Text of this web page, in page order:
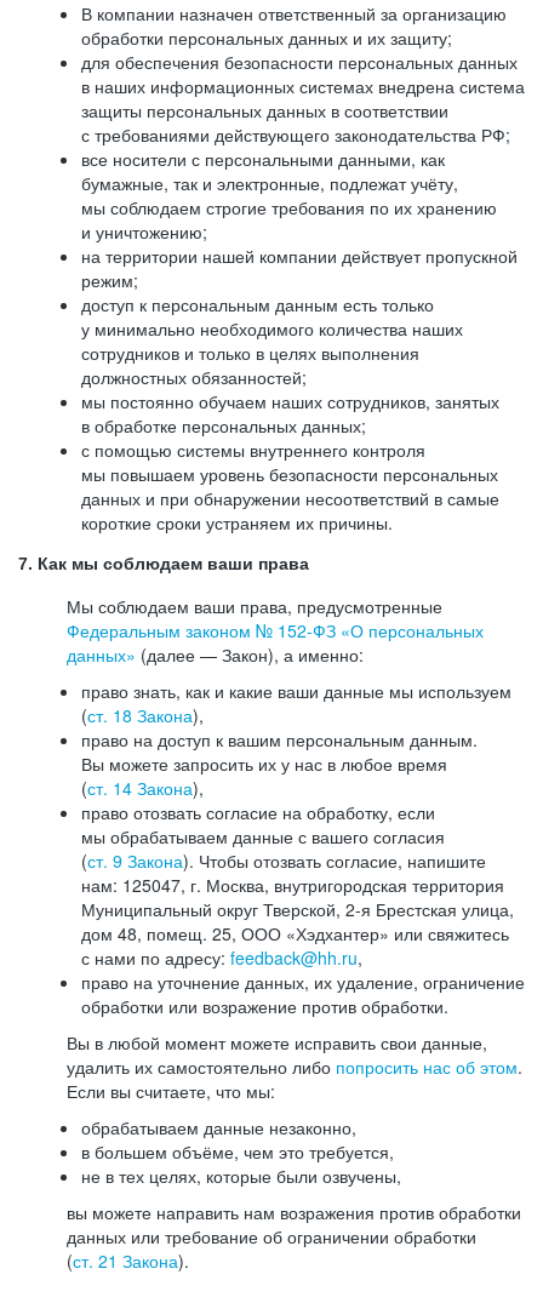
В компании назначен ответственный за организацию
обработки персональных данных и их защиту;
для обеспечения безопасности персональных данных
в наших информационных системах внедрена система
защиты персональных данных в соответствии
с требованиями действующего законодательства РФ;
все носители с персональными данными, как
бумажные, так и электронные, подлежат учёту,
мы соблюдаем строгие требования по их хранению
и уничтожению;
на территории нашей компании действует пропускной
режим;
доступ к персональным данным есть только
у минимально необходимого количества наших
сотрудников и только в целях выполнения
должностных обязанностей;
мы постоянно обучаем наших сотрудников, занятых
в обработке персональных данных;
с помощью системы внутреннего контроля
мы повышаем уровень безопасности персональных
данных и при обнаружении несоответствий в самые
короткие сроки устраняем их причины.
7. Как мы соблюдаем ваши права
Мы соблюдаем ваши права, предусмотренные
Федеральным законом № 152-ФЗ «О персональных
данных» (далее — Закон), а именно:
право знать, как и какие ваши данные мы используем
(ст. 18 Закона),
право на доступ к вашим персональным данным.
Вы можете запросить их у нас в любое время
(ст. 14 Закона),
право отозвать согласие на обработку, если
мы обрабатываем данные с вашего согласия
(ст. 9 Закона). Чтобы отозвать согласие, напишите
нам: 125047, г. Москва, внутригородская территория
Муниципальный округ Тверской, 2-я Брестская улица,
дом 48, помещ. 25, ООО «Хэдхантер» или свяжитесь
с нами по адресу: feedback@hh.ru,
право на уточнение данных, их удаление, ограничение
обработки или возражение против обработки.
Вы в любой момент можете исправить свои данные,
удалить их самостоятельно либо попросить нас об этом.
Если вы считаете, что мы:
обрабатываем данные незаконно,
в большем объёме, чем это требуется,
не в тех целях, которые были озвучены,
вы можете направить нам возражения против обработки
данных или требование об ограничении обработки
(ст. 21 Закона).